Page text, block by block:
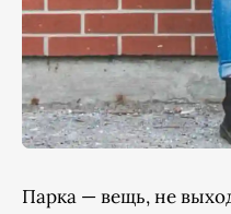
Парка — вещь, не